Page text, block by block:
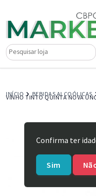
Pesquisar
INÍCIO BEBIDAS ALCOÓLICAS
VINHO TINTO QUINTA NOVA
Confirma ter
Sim